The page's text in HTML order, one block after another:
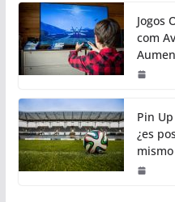
Jogos
com
Pin
¿es